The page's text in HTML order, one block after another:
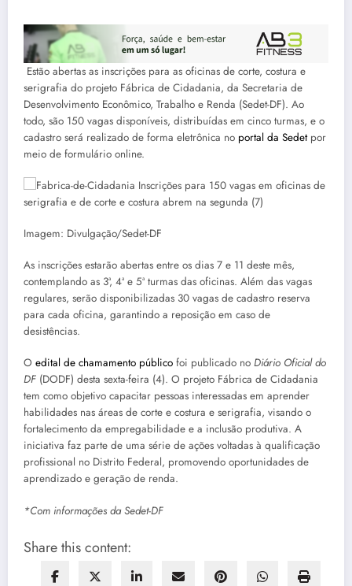
Estão abertas as inscrições para as oficinas de corte, costura e
serigrafia do projeto Fábrica de Cidadania, da Secretaria de
Desenvolvimento Econômico, Trabalho e Renda (Sedet-DF). Ao
todo, são 150 vagas disponíveis, distribuídas em cinco turmas, e o
cadastro será realizado de forma eletrônica no portal da Sedetpor
meio de formulário online.
Imagem: Divulgação/Sedet-DF
As inscrições estarão abertas entre os dias 7 e 11 deste mês,
contemplando as 3ª, 4ª e 5ª turmas das oficinas. Além das vagas
regulares, serão disponibilizadas 30 vagas de cadastro reserva
para cada oficina, garantindo a reposição em caso de
desistências.
O edital de chamamento público foi publicado no Diário Oficial do
DF (DODF) desta sexta-feira (4). O projeto Fábrica de Cidadania
tem como objetivo capacitar pessoas interessadas em aprender
habilidades nas áreas de corte e costura e serigrafia, visando o
fortalecimento da empregabilidade e a inclusão produtiva. A
iniciativa faz parte de uma série de ações voltadas à qualificação
profissional no Distrito Federal, promovendo oportunidades de
aprendizado e geração de renda.
*Com informações da Sedet-DF
Share this content: